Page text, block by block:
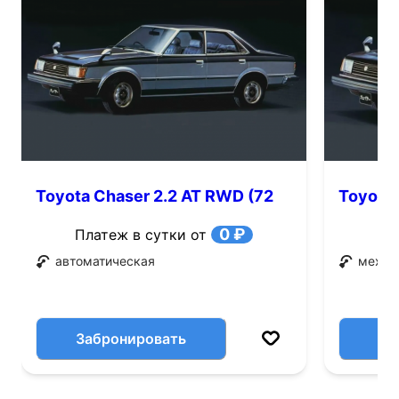
Toyota Chaser 2.2 AT RWD (72
Платеж в сутки от 0 ₽
автоматическая
Забронировать
Toyota